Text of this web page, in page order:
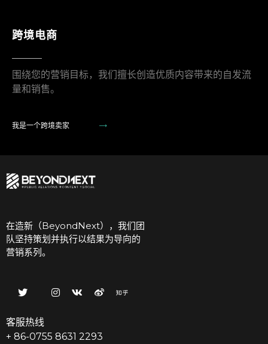
跨境电商
围绕您的营销目标，我们擅长创造优质内容带来的自发流
量和销售。
我是一个跨境卖家
在造新（BeyondNext），我们团
队坚持策划并执行以结果为导向的
营销系列。
客服热线
+ 86-0755 8631 2293